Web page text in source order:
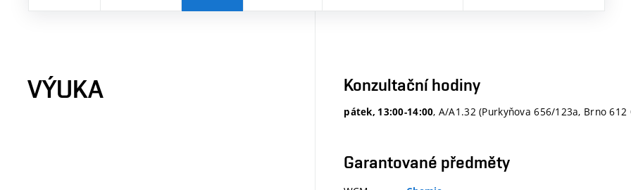
VÝUKA Konzultační hodiny
pátek, 13:00-14:00, A/A1.32 (Purkyňova 656/123a, Brno 612
Garantované předměty